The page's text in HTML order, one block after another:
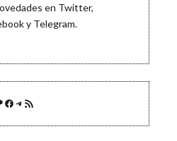
en Twitter,
y Telegram.
Facebook
Telegram
Feed RSS